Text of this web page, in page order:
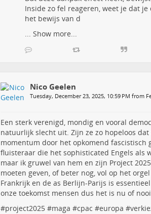
Inside zo fel reageren, weet je dat
het bewijs van d
... Show more...
Nico Geelen
Tuesday, December 23, 2025, 10:59 PM from
Een sterk verenigd, mondig en vooral
natuurlijk slecht uit. Zijn ze zo hopeloos
momentum door het opkomend fascistisch
fluisteraar die het sophisticated Engels als
maar ik gruwel van hem en zijn Project
moeten geven, of beter nog, vol op het
Frankrijk en de as Berlijn-Parijs is
onze toekomst mensen dus het is nu of
#project2025#maga #cpac #europa #